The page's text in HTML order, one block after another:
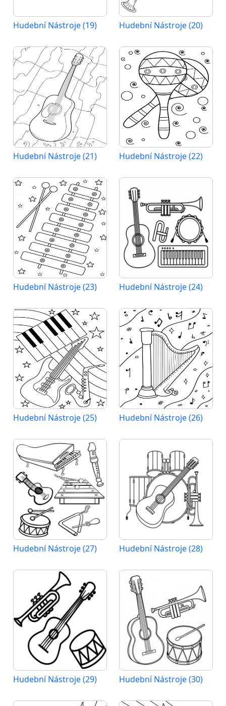
Hudební Nástroje (19) Hudební Nástroje (20)
Hudební Nástroje (21) Hudební Nástroje (22)
Hudební Nástroje (23) Hudební Nástroje (24)
Hudební Nástroje (25) Hudební Nástroje (26)
Hudební Nástroje (27) Hudební Nástroje (28)
Hudební Nástroje (29) Hudební Nástroje (30)